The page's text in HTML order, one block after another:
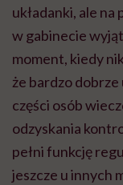
układanki, ale na
w gabinecie
moment, kiedy
że bardzo
części osób
odzyskania
pełni funkcję
jeszcze u innych